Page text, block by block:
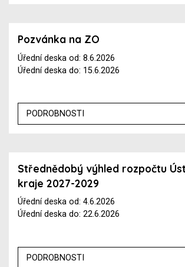
Pozvánka na ZO
Úřední deska od: 8.6.2026
Úřední deska do: 15.6.2026
PODROBNOSTI
Střednědobý výhled rozpočtu
kraje 2027-2029
Úřední deska od: 4.6.2026
Úřední deska do: 22.6.2026
PODROBNOSTI